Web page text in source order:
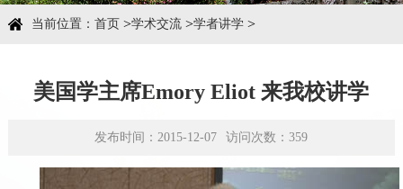
学术交流
当前位置： 首页>学术交流>学者讲学>
美国学主席Emory Eliot 来我校讲学
发布时间：2015-12-07 访问次数：359